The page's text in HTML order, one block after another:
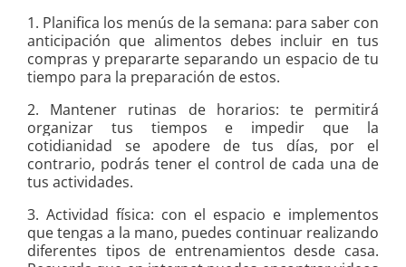
1. Planifica los menús de la semana: para saber con
anticipación que alimentos debes incluir en tus
compras y prepararte separando un espacio de tu
tiempo para la preparación de estos.
2. Mantener rutinas de horarios: te permitirá
organizar tus tiempos e impedir que la
cotidianidad se apodere de tus días, por el
contrario, podrás tener el control de cada una de
tus actividades.
3. Actividad física: con el espacio e implementos
que tengas a la mano, puedes continuar realizando
diferentes tipos de entrenamientos desde casa.